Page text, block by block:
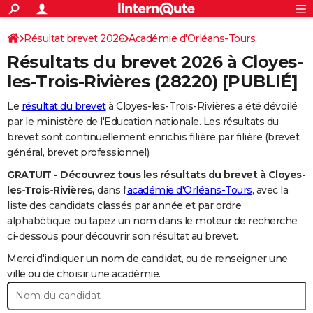
ACTUALITÉS
Politique
Société
Faits Divers
Education
Monde
Villes
+
SPORT
Coupe du monde 2026
Football
Tennis
Cyclisme
Rugby
Forum
CULTURE
FINANCE
Retraite
Impôts
Epargne
Immobilier
Risques naturels par ville
Banque
Assurance
Crédit
Essais
Réserver un essai
Citadines
Berlines
SUV
Forum auto
+
HIGH-TECH
Mobiles
Meilleur smartphone
Internet
Ordinateurs
Jeux vidéo
Guide high-tech
BRICOLAGE
Forum
Aménagement intérieur
Extérieur
Cuisine
Salle de bains
Jardinage
Rangement
+ WEEK-END
Guides de France
Escapades
Patrimoine
Expositions
Musées
Week-end nature
+
Art de vivre
Bien-être
Loisirs
Mode
Modes de vie
+ SANTE
Alimentation
Guide de la santé
Maladies
Médicaments
Sommeil
VOYAGE
Rechercher
S'inscrire
Connexion
Résultat brevet 2026 Académie d'Orléans-Tours
Résultats du brevet 2026 à Cloyes-
les-Trois-Rivières(28220) [PUBLIÉ]
Le résultat du brevetà Cloyes-les-Trois-Rivières a été dévoilé
par le ministère de l'Education nationale. Les résultats du
brevet sont continuellement enrichis filière par filière (brevet
général, brevet professionnel).
GRATUIT - Découvrez tous les résultats du brevet à Cloyes-
les-Trois-Rivières, dans l'académie d'Orléans-Tours, avec la
liste des candidats classés par année et par ordre
alphabétique, ou tapez un nom dans le moteur de recherche
ci-dessous pour découvrir son résultat au brevet.
Merci d'indiquer un nom de candidat, ou de renseigner une
ville ou de choisir une académie.